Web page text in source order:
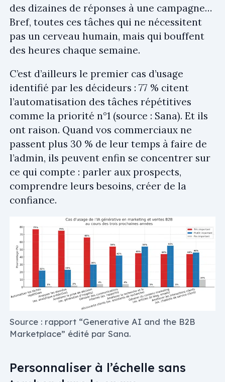
des dizaines de réponses à une campagne…
Bref, toutes ces tâches qui ne nécessitent
pas un cerveau humain, mais qui bouffent
des heures chaque semaine.
C’est d’ailleurs le premier cas d’usage
identifié par les décideurs : 77 % citent
l’automatisation des tâches répétitives
comme la priorité n°1 (source : Sana). Et ils
ont raison. Quand vos commerciaux ne
passent plus 30 % de leur temps à faire de
l’admin, ils peuvent enfin se concentrer sur
ce qui compte : parler aux prospects,
comprendre leurs besoins, créer de la
confiance.
Source : rapport “Generative AI and the B2B
Marketplace” édité par Sana.
Personnaliser à l’échelle sans